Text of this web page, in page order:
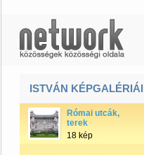
ISTVÁN KÉPGALÉRIÁI
Római utcák,
terek
18 kép